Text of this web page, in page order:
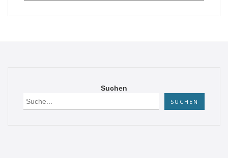
Suchen
SUCHEN